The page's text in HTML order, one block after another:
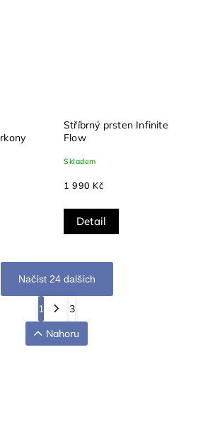
Stříbrný prsten Infinite
Flow
Skladem
1 990 Kč
Detail
Načíst 24 dalších
1
3
Nahoru